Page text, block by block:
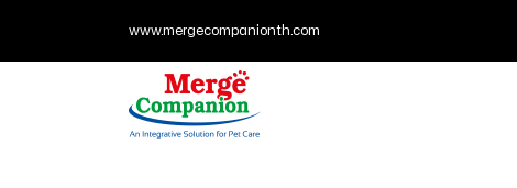
www.mergecompanionth.com